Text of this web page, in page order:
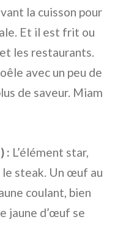
la cuisson pour
Et il est frit ou
les restaurants.
avec un peu de
de saveur. Miam
: L’élément star,
steak. Un œuf au
coulant, bien
jaune d’œuf se